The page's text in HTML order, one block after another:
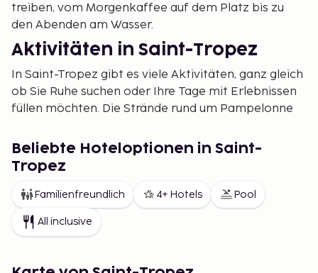
treiben, vom Morgenkaffee auf dem Platz bis zu
den Abenden am Wasser.
Aktivitäten in Saint-Tropez
In Saint-Tropez gibt es viele Aktivitäten, ganz gleich
ob Sie Ruhe suchen oder Ihre Tage mit Erlebnissen
füllen möchten. Die Strände rund um Pampelonne
während die älteren Stadtviertel zu Spaziergängen,
kleinen Geschäften und lokalen Märkten einladen.
Der Hafenbereich eignet sich perfekt, um das
Treiben zu beobachten, und eine Bootsfahrt
entlang der Küste eröffnet neue Perspektiven.
Genuss und Alltag am Meer
Beliebte Hoteloptionen in Saint-
Tropez
Familienfreundlich 4+ Hotels Pool
All inclusive